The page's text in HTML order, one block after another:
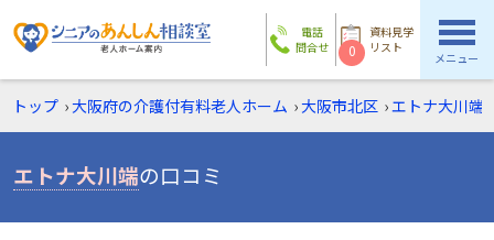
電話
問合せ
資料見学
リスト
0 メニュー
トップ ›大阪府の介護付有料老人ホーム ›大阪市北区 ›エトナ大川端
エトナ大川端の口コミ